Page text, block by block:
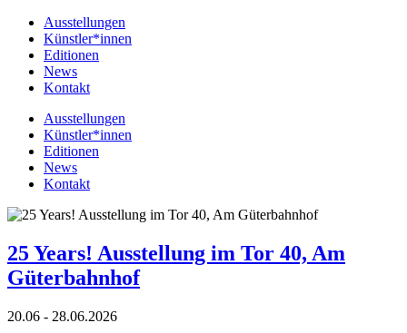
Ausstellungen
Künstler*innen
Editionen
News
Kontakt
Ausstellungen
Künstler*innen
Editionen
News
Kontakt
25 Years! Ausstellung im Tor 40, Am
Güterbahnhof
20.06 - 28.06.2026